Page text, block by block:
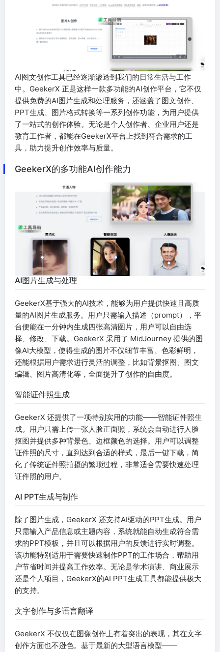
AI图文创作工具已经逐渐渗透到我们的日常生活与工作
中。GeekerX 正是这样一款多功能的AI创作平台，它不仅
提供免费的AI图片生成和处理服务，还涵盖了图文创作、
PPT生成、图片格式转换等一系列创作功能，为用户提供
了一站式的创作体验。无论是个人创作者、企业用户还是
教育工作者，都能在GeekerX平台上找到符合需求的工
具，助力提升创作效率与质量。
GeekerX的多功能AI创作能力
AI图片生成与处理
GeekerX基于强大的AI技术，能够为用户提供快速且高质
量的AI图片生成服务。用户只需输入描述（prompt），平
台便能在一分钟内生成四张高清图片，用户可以自由选
择、修改、下载。GeekerX 采用了 MidJourney 提供的图
像AI大模型，使得生成的图片不仅细节丰富、色彩鲜明，
还能根据用户需求进行灵活的调整，比如背景抠图、图文
编辑、图片高清化等，全面提升了创作的自由度。
智能证件照生成
GeekerX 还提供了一项特别实用的功能——智能证件照生
成。用户只需上传一张人脸正面照，系统会自动进行人脸
抠图并提供多种背景色、边框颜色的选择。用户可以调整
证件照的尺寸，直到达到合适的样式，最后一键下载，简
化了传统证件照拍摄的繁琐过程，非常适合需要快速处理
证件照的用户。
AI PPT生成与制作
除了图片生成，GeekerX 还支持AI驱动的PPT生成。用户
只需输入产品信息或主题内容，系统就能自动生成符合需
求的PPT模板，并且可以根据用户的反馈进行实时调整。
该功能特别适用于需要快速制作PPT的工作场合，帮助用
户节省时间并提高工作效率。无论是学术演讲、商业展示
还是个人项目，GeekerX的AI PPT生成工具都能提供极大
的支持。
文字创作与多语言翻译
GeekerX 不仅仅在图像创作上有着突出的表现，其在文字
创作方面也不逊色。基于最新的大型语言模型——